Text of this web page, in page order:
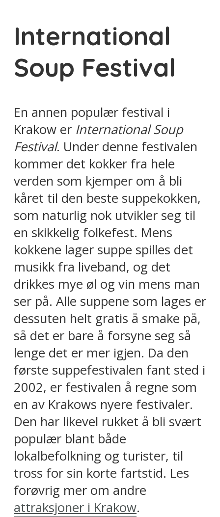
International
Soup Festival
En annen populær festival i
Krakow er International Soup
Festival. Under denne festivalen
kommer det kokker fra hele
verden som kjemper om å bli
kåret til den beste suppekokken,
som naturlig nok utvikler seg til
en skikkelig folkefest. Mens
kokkene lager suppe spilles det
musikk fra liveband, og det
drikkes mye øl og vin mens man
ser på. Alle suppene som lages er
dessuten helt gratis å smake på,
så det er bare å forsyne seg så
lenge det er mer igjen. Da den
første suppefestivalen fant sted i
2002, er festivalen å regne som
en av Krakows nyere festivaler.
Den har likevel rukket å bli svært
populær blant både
lokalbefolkning og turister, til
tross for sin korte fartstid. Les
forøvrig mer om andre
attraksjoner i Krakow.